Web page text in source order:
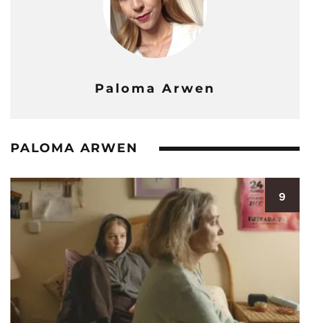
Paloma Arwen
PALOMA ARWEN
9